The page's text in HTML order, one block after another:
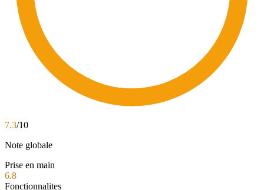
7.3/10
Note globale
Prise en main
6.8
Fonctionnalites